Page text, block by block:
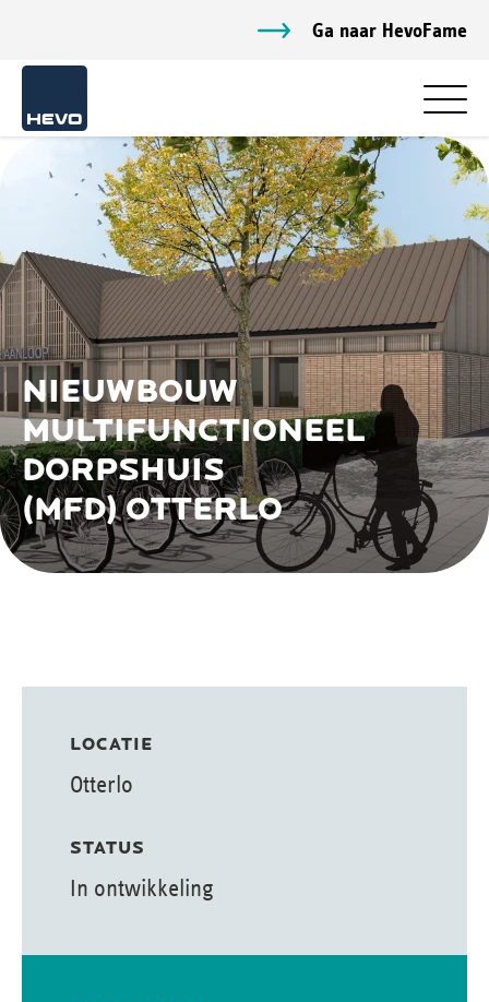
Ga naar HevoFame
NIEUWBOUW
MULTIFUNCTIONEEL
DORPSHUIS
(MFD) OTTERLO
LOCATIE
Otterlo
STATUS
In ontwikkeling